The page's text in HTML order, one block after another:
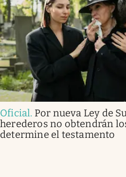
Oficial. Por nueva Ley de
herederos no obtendrán
determine el testamento